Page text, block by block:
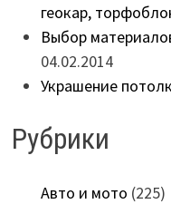
геокар,
Выбор
04.02.2014
Украшение
Рубрики
Авто и мото (225)